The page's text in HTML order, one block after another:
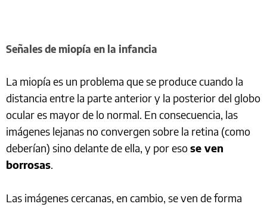
Señales de miopía en la infancia
La miopía es un problema que se produce cuando la
distancia entre la parte anterior y la posterior del globo
ocular es mayor de lo normal. En consecuencia, las
imágenes lejanas no convergen sobre la retina (como
deberían) sino delante de ella, y por esose ven
borrosas.
Las imágenes cercanas, en cambio, se ven de forma